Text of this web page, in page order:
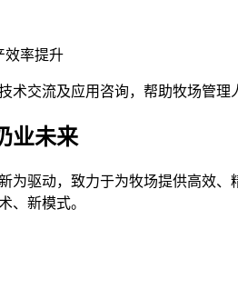
效率提升
术交流及应用咨询，帮助牧场管
业未来
为驱动，致力于为牧场提供高效
、新模式。